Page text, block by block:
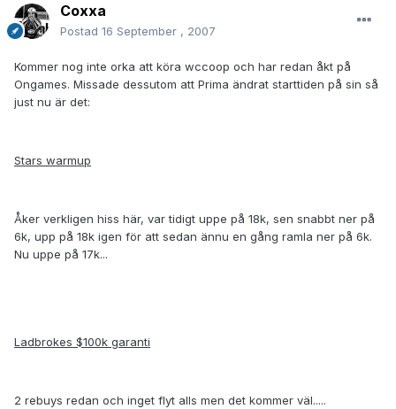
Coxxa
Postad 16 September , 2007
Kommer nog inte orka att köra wccoop och har redan åkt på
Ongames. Missade dessutom att Prima ändrat starttiden på sin så
just nu är det:
Stars warmup
Åker verkligen hiss här, var tidigt uppe på 18k, sen snabbt ner på
6k, upp på 18k igen för att sedan ännu en gång ramla ner på 6k.
Nu uppe på 17k...
Ladbrokes $100k garanti
2 rebuys redan och inget flyt alls men det kommer väl.....